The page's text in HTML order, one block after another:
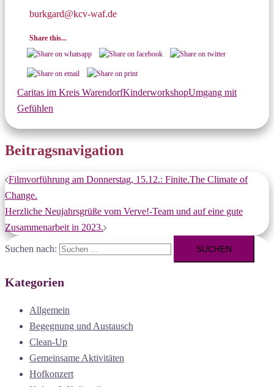
burkgard@kcv-waf.de
Share this...
Caritas im Kreis WarendorfKinderworkshopUmgang mit
Gefühlen
Beitragsnavigation
Filmvorführung am Donnerstag, 15.12.: Finite.The Climate of
Change.
Herzliche Neujahrsgrüße vom Verve!-Team und auf eine gute
Zusammenarbeit in 2023.
Suchen nach:
Kategorien
Allgemein
Begegnung und Austausch
Clean-Up
Gemeinsame Aktivitäten
Hofkonzert